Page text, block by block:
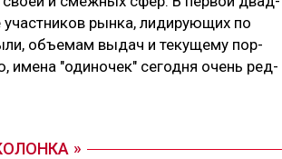
учас­тни­ков рын­ка, ли­ди­рую­щих по
объ­емам вы­дач и те­ку­ще­му пор­
име­на "оди­но­чек" се­год­ня очень ред­